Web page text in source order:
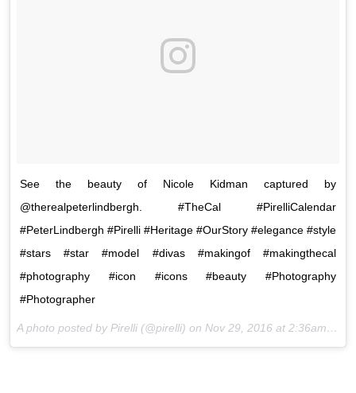
See the beauty of Nicole Kidman captured by
@therealpeterlindbergh. #TheCal #PirelliCalendar
#PeterLindbergh #Pirelli #Heritage #OurStory #elegance #style
#stars #star #model #divas #makingof #makingthecal
#photography #icon #icons #beauty #Photography
#Photographer
A photo posted by Pirelli (@pirelli) on Nov 29, 2016 at 2:36am PST